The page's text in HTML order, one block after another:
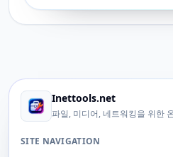
Inettools.net
파일, 미디어, 네트워킹을 위한
SITE NAVIGATION